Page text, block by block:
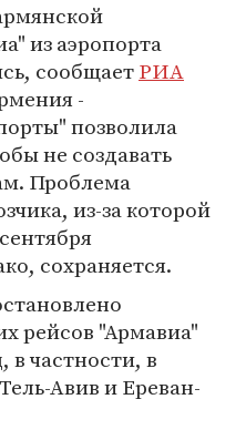
из аэропорта
сообщаетРИА
-
позволила
не создавать
Проблема
из-за которой
сохраняется.
рейсов "Армавиа"
в частности, в
Авив и Ереван-